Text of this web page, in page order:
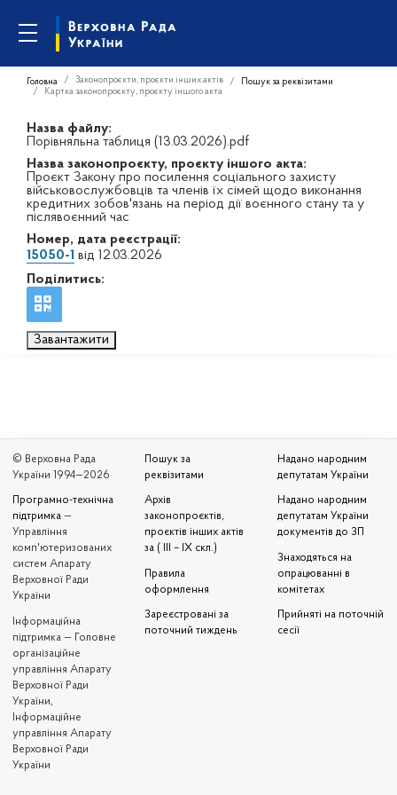
Головна Законопроєкти, проєкти інших актів
Пошук за реквізитами
Картка законопроєкту, проєкту іншого акта
Назва файлу:
Порівняльна таблиця (13.03.2026).pdf
Назва законопроєкту, проєкту іншого акта:
Проєкт Закону про посилення соціального захисту
військовослужбовців та членів їх сімей щодо виконання
кредитних зобов'язань на період дії воєнного стану та у
післявоєнний час
Номер, дата реєстрації:
15050-1 від 12.03.2026
Поділитись:
Завантажити
© Верховна Рада
України 1994—2026
Програмно-технічна
підтримка —
Управління
комп'ютеризованих
систем Апарату
Верховної Ради
України
Iнформаційна
підтримка — Головне
організаційне
управління Апарату
Верховної Ради
України,
Інформаційне
управління Апарату
Верховної Ради
України
Пошук за
реквізитами
Архів
законопроєктів,
проєктів інших актів
за ( III – IX скл.)
Правила
оформлення
Зареєстровані за
поточний тиждень
Надано народним
депутатам України
Надано народним
депутатам України
документів до ЗП
Знаходяться на
опрацюванні в
комітетах
Прийняті на поточній
сесії